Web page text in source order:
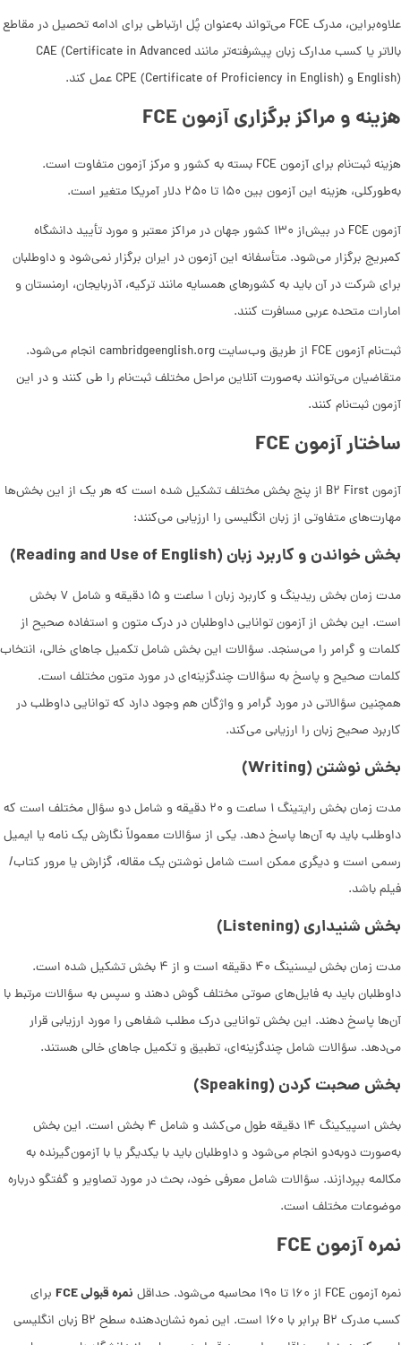
علاوه‌براین، مدرک FCE می‌تواند به‌عنوان پُل ارتباطی برای ادامه تحصیل در مقاطع
بالاتر یا کسب مدارک زبان پیشرفته‌تر مانند CAE (Certificate in Advanced
English) و CPE (Certificate of Proficiency in English) عمل کند.
هزینه و مراکز برگزاری آزمون FCE
هزینه ثبت‌نام برای آزمون FCE بسته به کشور و مرکز آزمون متفاوت است.
به‌طورکلی، هزینه این آزمون بین ۱۵۰ تا ۲۵۰ دلار آمریکا متغیر است.
آزمون FCE در بیش‌از ۱۳۰ کشور جهان در مراکز معتبر و مورد تأیید دانشگاه
کمبریج برگزار می‌شود. متأسفانه این آزمون در ایران برگزار نمی‌شود و داوطلبان
برای شرکت در آن باید به کشورهای همسایه مانند ترکیه، آذربایجان، ارمنستان و
امارات متحده عربی مسافرت کنند.
ثبت‌نام آزمون FCE از طریق وب‌سایت cambridgeenglish.org انجام می‌شود.
متقاضیان می‌توانند به‌صورت آنلاین مراحل مختلف ثبت‌نام را طی کنند و در این
آزمون ثبت‌نام کنند.
ساختار آزمون FCE
آزمون B۲ First از پنج بخش مختلف تشکیل شده است که هر یک از این بخش‌ها
مهارت‌های متفاوتی از زبان انگلیسی را ارزیابی می‌کنند:
بخش خواندن و کاربرد زبان (Reading and Use of English)
مدت زمان بخش ریدینگ و کاربرد زبان ۱ ساعت و ۱۵ دقیقه و شامل ۷ بخش
است. این بخش از آزمون توانایی داوطلبان در درک متون و استفاده صحیح از
کلمات و گرامر را می‌سنجد. سؤالات این بخش شامل تکمیل جاهای خالی، انتخاب
کلمات صحیح و پاسخ به سؤالات چندگزینه‌ای در مورد متون مختلف است.
همچنین سؤالاتی در مورد گرامر و واژگان هم وجود دارد که توانایی داوطلب در
کاربرد صحیح زبان را ارزیابی می‌کند.
بخش نوشتن (Writing)
مدت زمان بخش رایتینگ ۱ ساعت و ۲۰ دقیقه و شامل دو سؤال مختلف است که
داوطلب باید به آن‌ها پاسخ دهد. یکی از سؤالات معمولاً نگارش یک نامه یا ایمیل
رسمی است و دیگری ممکن است شامل نوشتن یک مقاله، گزارش یا مرور کتاب/
فیلم باشد.
بخش شنیداری (Listening)
مدت زمان بخش لیسنینگ ۴۰ دقیقه است و از ۴ بخش تشکیل شده است.
داوطلبان باید به فایل‌های صوتی مختلف گوش ‌دهند و سپس به سؤالات مرتبط با
آن‌ها پاسخ ‌دهند. این بخش توانایی درک مطلب شفاهی را مورد ارزیابی قرار
می‌دهد. سؤالات شامل چندگزینه‌ای، تطبیق و تکمیل جاهای خالی هستند.
بخش صحبت کردن (Speaking)
بخش اسپیکینگ ۱۴ دقیقه طول می‌کشد و شامل ۴ بخش است. این بخش
به‌صورت دوبه‌دو انجام می‌شود و داوطلبان باید با یکدیگر یا با آزمون‌گیرنده به
مکالمه بپردازند. سؤالات شامل معرفی خود، بحث در مورد تصاویر و گفتگو درباره
موضوعات مختلف است.
نمره آزمون FCE
نمره آزمون FCE از ۱۶۰ تا ۱۹۰ محاسبه می‌شود. حداقل نمره قبولی FCE
برای
کسب مدرک B۲ برابر با ۱۶۰ است. این نمره نشان‌دهنده سطح B۲ زبان انگلیسی